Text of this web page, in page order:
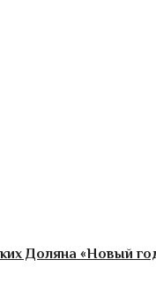
Доляна «Новый